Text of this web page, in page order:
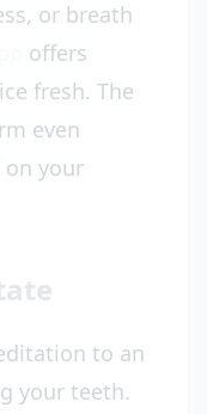
or breath
offers
fresh. The
even
on your
to an
your teeth.